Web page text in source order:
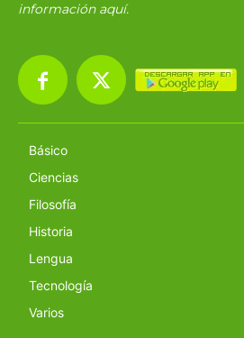
información aquí.
Básico
Ciencias
Filosofía
Historia
Lengua
Tecnología
Varios